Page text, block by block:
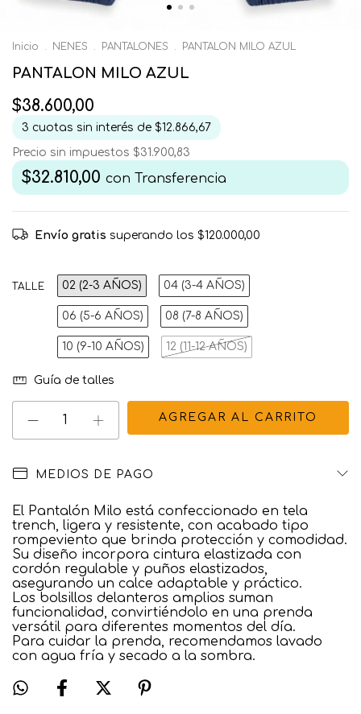
Inicio . NENES . PANTALONES . PANTALON MILO AZUL
PANTALON MILO AZUL
$38.600,00
3 cuotas sin interés de $12.866,67
Precio sin impuestos $31.900,83
$32.810,00 con Transferencia
Envío gratis superando los $120.000,00
TALLE 02 (2-3 AÑOS) 04 (3-4 AÑOS)
06 (5-6 AÑOS) 08 (7-8 AÑOS)
10 (9-10 AÑOS) 12 (11-12 AÑOS)
Guía de talles
MEDIOS DE PAGO
El Pantalón Milo está confeccionado en tela
trench, ligera y resistente, con acabado tipo
rompeviento que brinda protección y comodidad.
Su diseño incorpora cintura elastizada con
cordón regulable y puños elastizados,
asegurando un calce adaptable y práctico.
Los bolsillos delanteros amplios suman
funcionalidad, convirtiéndolo en una prenda
versátil para diferentes momentos del día.
Para cuidar la prenda, recomendamos lavado
con agua fría y secado a la sombra.